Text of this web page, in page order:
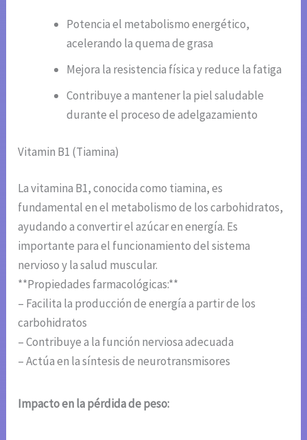
Potencia el metabolismo energético,
acelerando la quema de grasa
Mejora la resistencia física y reduce la fatiga
Contribuye a mantener la piel saludable
durante el proceso de adelgazamiento
Vitamin B1 (Tiamina)
La vitamina B1, conocida como tiamina, es
fundamental en el metabolismo de los carbohidratos,
ayudando a convertir el azúcar en energía. Es
importante para el funcionamiento del sistema
nervioso y la salud muscular.
**Propiedades farmacológicas:**
– Facilita la producción de energía a partir de los
carbohidratos
– Contribuye a la función nerviosa adecuada
– Actúa en la síntesis de neurotransmisores
Impacto en la pérdida de peso: